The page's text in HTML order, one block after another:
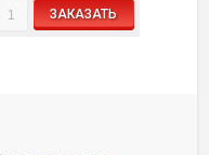
ЗАКАЗАТЬ